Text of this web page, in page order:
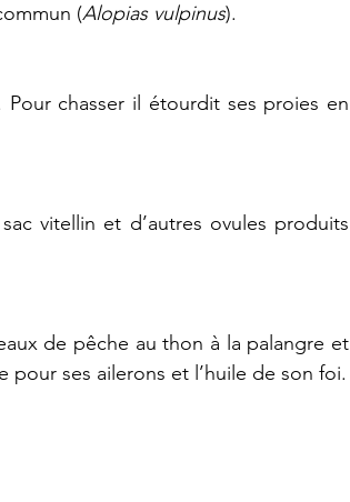
(Alopias vulpinus).
chasser il étourdit ses proies en
vitellin et d’autres ovules produits
de pêche au thon à la palangre et
pour ses ailerons et l’huile de son foi.